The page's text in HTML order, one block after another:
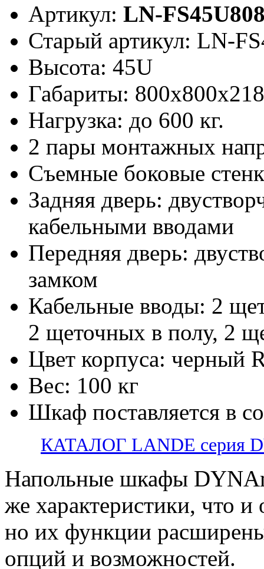
Артикул: LN-
Старый артикул: LN-
Высота: 45U
Габариты:
Нагрузка: до 600 кг.
2 пары монтажных
Съемные боковые
Задняя дверь:
кабельными вводами
Передняя дверь:
замком
Кабельные вводы: 2
2 щеточных в полу, 2
Цвет корпуса: черный
Вес: 100 кг
Шкаф поставляется в
КАТАЛОГ LANDE серия
Напольные шкафы
же характеристики, что
но их функции
опций и возможностей.